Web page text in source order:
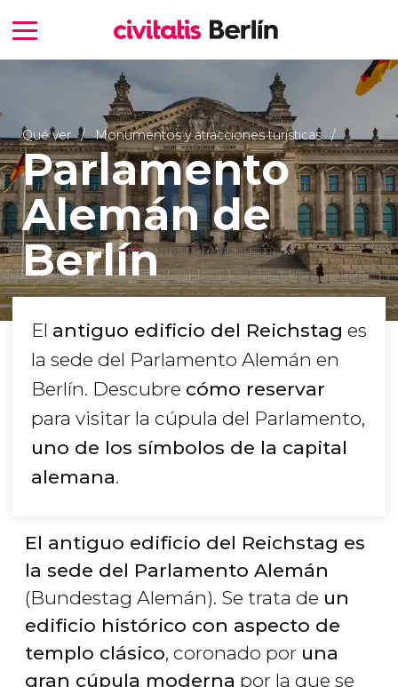
Qué ver Monumentos y atracciones turísticas
Parlamento
Alemán de
Berlín
El antiguo edificio del Reichstag es
la sede del Parlamento Alemán en
Berlín. Descubre cómo reservar
para visitar la cúpula del Parlamento,
uno de los símbolos de la capital
alemana.
El antiguo edificio del Reichstag es
la sede del Parlamento Alemán
(Bundestag Alemán). Se trata de un
edificio histórico con aspecto de
templo clásico, coronado por una
gran cúpula moderna por la que se